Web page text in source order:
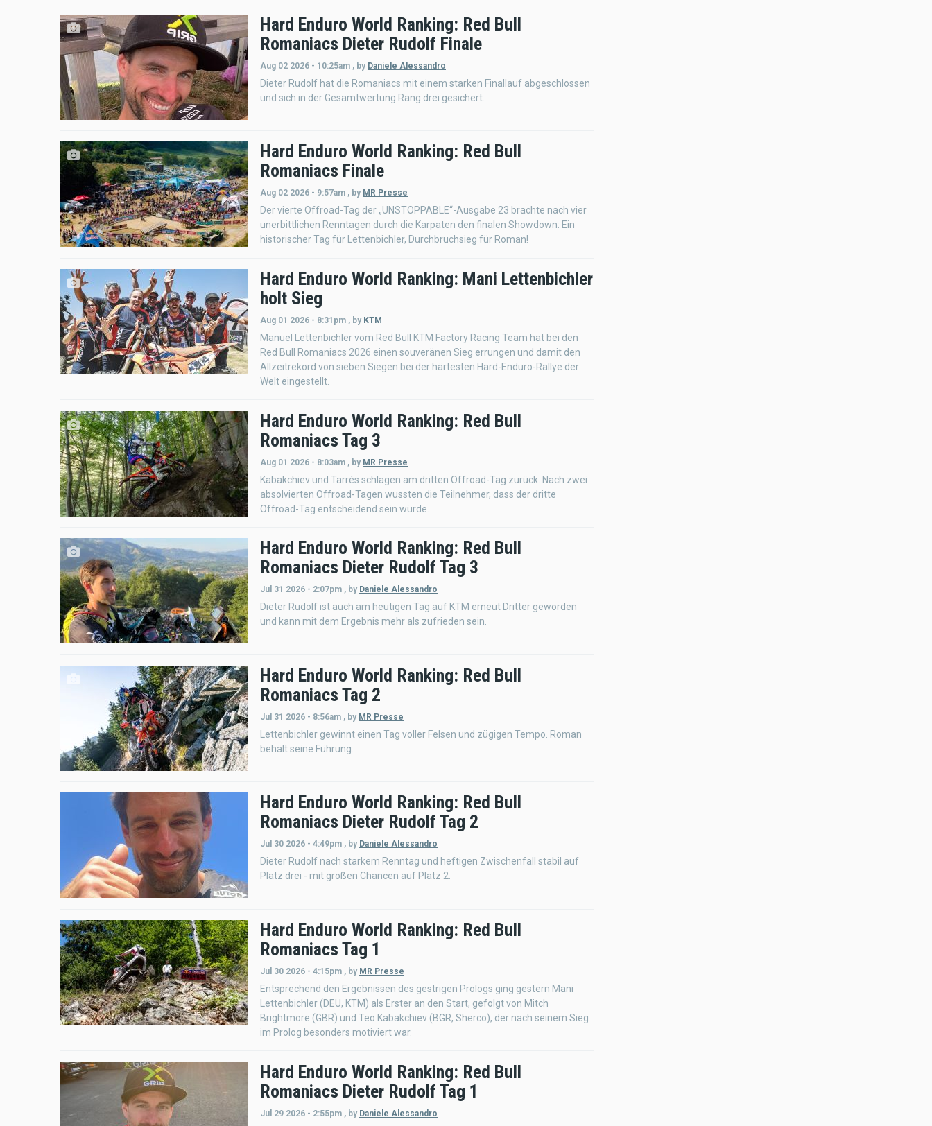
Hard Enduro World Ranking: Red Bull
Romaniacs Dieter Rudolf Finale
Aug 02 2026 - 10:25am , by Daniele Alessandro
Dieter Rudolf hat die Romaniacs mit einem starken Finallauf abgeschlossen
und sich in der Gesamtwertung Rang drei gesichert.
Hard Enduro World Ranking: Red Bull
Romaniacs Finale
Aug 02 2026 - 9:57am , by MR Presse
Der vierte Offroad-Tag der „UNSTOPPABLE“-Ausgabe 23 brachte nach vier
unerbittlichen Renntagen durch die Karpaten den finalen Showdown: Ein
historischer Tag für Lettenbichler, Durchbruchsieg für Roman!
Hard Enduro World Ranking: Mani Lettenbichler
holt Sieg
Aug 01 2026 - 8:31pm , by KTM
Manuel Lettenbichler vom Red Bull KTM Factory Racing Team hat bei den
Red Bull Romaniacs 2026 einen souveränen Sieg errungen und damit den
Allzeitrekord von sieben Siegen bei der härtesten Hard-Enduro-Rallye der
Welt eingestellt.
Hard Enduro World Ranking: Red Bull
Romaniacs Tag 3
Aug 01 2026 - 8:03am , by MR Presse
Kabakchiev und Tarrés schlagen am dritten Offroad-Tag zurück. Nach zwei
absolvierten Offroad-Tagen wussten die Teilnehmer, dass der dritte
Offroad-Tag entscheidend sein würde.
Hard Enduro World Ranking: Red Bull
Romaniacs Dieter Rudolf Tag 3
Jul 31 2026 - 2:07pm , by Daniele Alessandro
Dieter Rudolf ist auch am heutigen Tag auf KTM erneut Dritter geworden
und kann mit dem Ergebnis mehr als zufrieden sein.
Hard Enduro World Ranking: Red Bull
Romaniacs Tag 2
Jul 31 2026 - 8:56am , by MR Presse
Lettenbichler gewinnt einen Tag voller Felsen und zügigen Tempo. Roman
behält seine Führung.
Hard Enduro World Ranking: Red Bull
Romaniacs Dieter Rudolf Tag 2
Jul 30 2026 - 4:49pm , by Daniele Alessandro
Dieter Rudolf nach starkem Renntag und heftigen Zwischenfall stabil auf
Platz drei - mit großen Chancen auf Platz 2.
Hard Enduro World Ranking: Red Bull
Romaniacs Tag 1
Jul 30 2026 - 4:15pm , by MR Presse
Entsprechend den Ergebnissen des gestrigen Prologs ging gestern Mani
Lettenbichler (DEU, KTM) als Erster an den Start, gefolgt von Mitch
Brightmore (GBR) und Teo Kabakchiev (BGR, Sherco), der nach seinem Sieg
im Prolog besonders motiviert war.
Hard Enduro World Ranking: Red Bull
Romaniacs Dieter Rudolf Tag 1
Jul 29 2026 - 2:55pm , by Daniele Alessandro